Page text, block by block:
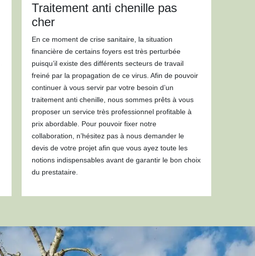
Traitement anti chenille pas
cher
En ce moment de crise sanitaire, la situation
financière de certains foyers est très perturbée
puisqu’il existe des différents secteurs de travail
freiné par la propagation de ce virus. Afin de pouvoir
continuer à vous servir par votre besoin d’un
traitement anti chenille, nous sommes prêts à vous
proposer un service très professionnel profitable à
prix abordable. Pour pouvoir fixer notre
collaboration, n’hésitez pas à nous demander le
devis de votre projet afin que vous ayez toute les
notions indispensables avant de garantir le bon choix
du prestataire.